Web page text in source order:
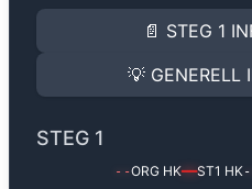
📄 STEG 1
INFORMATION
Steg 1
Effekten ökar från136 hk
(+24 hk & +60 Nm).
Ger mer effekt, högre
Steg 1 mjukvara
💡 GENERELL
✅ All mjukvara är
✅ Felsökning inann
STEG 1
--ORG HK━━ST1 HK